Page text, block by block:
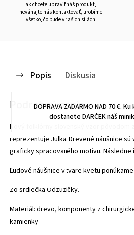
DOPRAVA ZADARMO NAD 70 €.
dostanete DARČEK náš
ak chcete upraviť náš produkt,
neváhajte nás kontaktovať, urobíme
všetko, čo bude v našich silách
Popis Diskusia
Podrobný popis
Nový folklórny slovenský vzor pôvodom
reprezentuje Julka. Drevené náušnice
graficky spracovaného motívu. Následne
Ľudové náušnice v tvare kvetu
Zo srdiečka Odzuzičky.
Materiál: drevo, komponenty z
kamienky